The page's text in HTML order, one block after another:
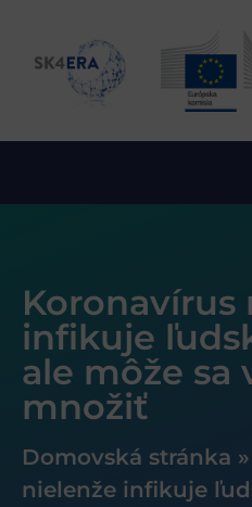
Koronavírus
infikuje
ale môže sa
množiť
Domovská stránka »
nielenže infikuje